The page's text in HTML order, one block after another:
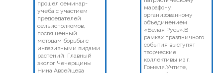
прошел семинар-
учеба с участием
председателей
сельисполкомов,
посвященный
методам борьбы с
инвазивными видами
растений. Главный
эколог Чечерщины
Нина Авсейцева
марафону,
организованному
объединением
«Белая Русь».В
рамках праздничного
события выступят
творческие
коллективы из г.
Гомеля.Учтите,